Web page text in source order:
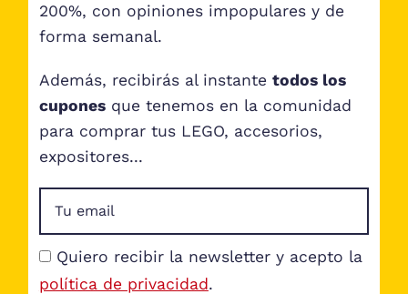
200%, con opiniones impopulares y de
forma semanal.
Además, recibirás al instante todos los
cuponesque tenemos en la comunidad
para comprar tus LEGO, accesorios,
expositores...
Quiero recibir la newsletter y acepto la
política de privacidad.